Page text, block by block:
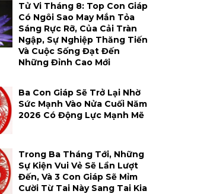
Tử Vi Tháng 8: Top Con Giáp
Có Ngôi Sao May Mắn Tỏa
Sáng Rực Rỡ, Của Cải Tràn
Ngập, Sự Nghiệp Thăng Tiến
Và Cuộc Sống Đạt Đến
Những Đỉnh Cao Mới
Ba Con Giáp Sẽ Trở Lại Nhờ
Sức Mạnh Vào Nửa Cuối Năm
2026 Có Động Lực Mạnh Mẽ
Trong Ba Tháng Tới, Những
Sự Kiện Vui Vẻ Sẽ Lần Lượt
Đến, Và 3 Con Giáp Sẽ Mỉm
Cười Từ Tai Này Sang Tai Kia